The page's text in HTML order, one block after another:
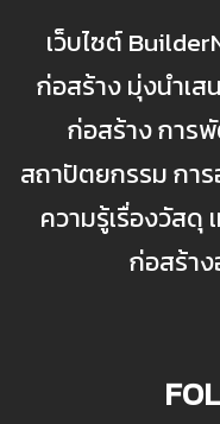
เว็บไซต์
ก่อสร้าง มุ่งนำเส
ก่อสร้าง การ
สถาปัตยกรรม กา
ความรู้เรื่องวัสดุ
ก่อสร้า